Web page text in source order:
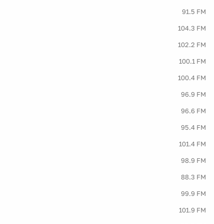
91.5 FM
104.3 FM
102.2 FM
100.1 FM
100.4 FM
96.9 FM
96.6 FM
95.4 FM
101.4 FM
98.9 FM
88.3 FM
99.9 FM
101.9 FM